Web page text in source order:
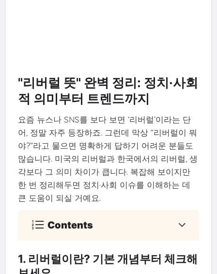
"리버럴 뜻" 완벽 정리: 정치·사회
적 의미부터 트렌드까지
요즘 뉴스나 SNS를 보다 보면 ‘리버럴’이라는 단
어, 정말 자주 등장하죠. 그런데 막상 “리버럴이 뭐
야?”라고 물으면 명확하게 답하기 어려운 분들도
많습니다. 미국의 리버럴과 한국에서의 리버럴, 생
각보다 그 의미 차이가 큽니다. 복잡해 보이지만
한 번 정리해두면 정치·사회 이슈를 이해하는 데
큰 도움이 되실 거예요.
Contents
1. 리버럴이란? 기본 개념부터 체크해